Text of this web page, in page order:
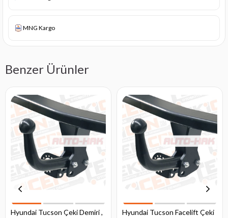
MNG Kargo
Benzer Ürünler
Hyundai Tucson Çeki Demiri ,
Hyundai Tucson Facelift Çeki